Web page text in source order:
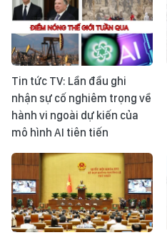
Tin tức TV: Lần đầu ghi
nhận sự cố nghiêm trọng về
hành vi ngoài dự kiến của
mô hình AI tiên tiến